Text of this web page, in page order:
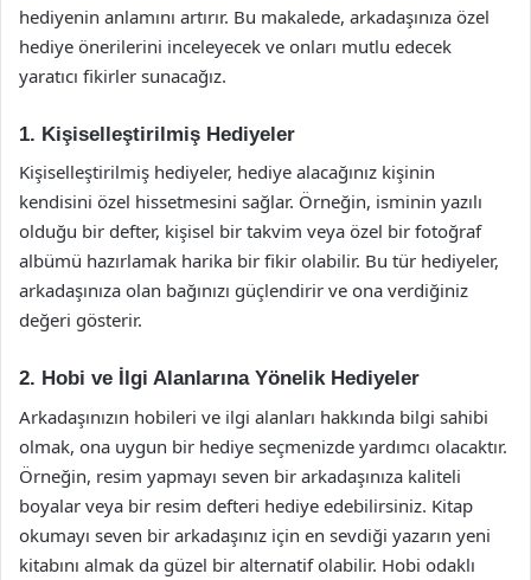
hediyenin anlamını artırır. Bu makalede, arkadaşınıza özel
hediye önerilerini inceleyecek ve onları mutlu edecek
yaratıcı fikirler sunacağız.
1. Kişiselleştirilmiş Hediyeler
Kişiselleştirilmiş hediyeler, hediye alacağınız kişinin
kendisini özel hissetmesini sağlar. Örneğin, isminin yazılı
olduğu bir defter, kişisel bir takvim veya özel bir fotoğraf
albümü hazırlamak harika bir fikir olabilir. Bu tür hediyeler,
arkadaşınıza olan bağınızı güçlendirir ve ona verdiğiniz
değeri gösterir.
2. Hobi ve İlgi Alanlarına Yönelik Hediyeler
Arkadaşınızın hobileri ve ilgi alanları hakkında bilgi sahibi
olmak, ona uygun bir hediye seçmenizde yardımcı olacaktır.
Örneğin, resim yapmayı seven bir arkadaşınıza kaliteli
boyalar veya bir resim defteri hediye edebilirsiniz. Kitap
okumayı seven bir arkadaşınız için en sevdiği yazarın yeni
kitabını almak da güzel bir alternatif olabilir. Hobi odaklı